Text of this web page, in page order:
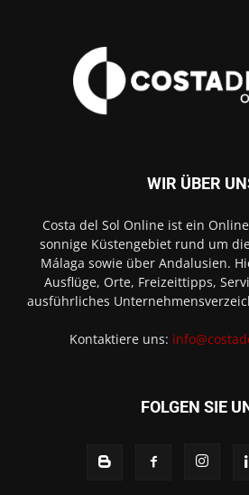
WIR ÜBER
Costa del Sol Online ist ein
sonnige Küstengebiet rund um
Málaga sowie über Andalusien.
Ausflüge, Orte, Freizeittipps,
ausführliches
Kontaktiere uns:
FOLGEN SIE